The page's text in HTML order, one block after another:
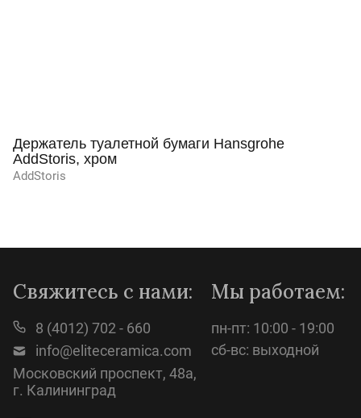
Просмотр
Держатель туалетной бумаги Hansgrohe
AddStoris, хром
AddStoris
Свяжитесь с нами:
8 (4012) 702 - 660
info@eliteceramica.com
Московский проспект, 48а,
г. Калининград
Мы работаем:
пн-пт: 10:00 - 19:00
сб-вс: выходной